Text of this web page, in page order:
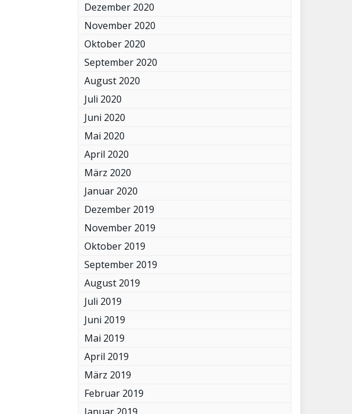
Dezember 2020
November 2020
Oktober 2020
September 2020
August 2020
Juli 2020
Juni 2020
Mai 2020
April 2020
März 2020
Januar 2020
Dezember 2019
November 2019
Oktober 2019
September 2019
August 2019
Juli 2019
Juni 2019
Mai 2019
April 2019
März 2019
Februar 2019